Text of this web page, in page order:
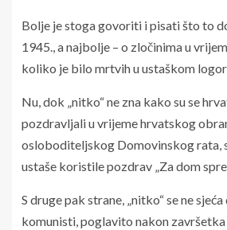
Bolje je stoga govoriti i pisati što to
1945., a najbolje – o zločinima u
koliko je bilo mrtvih u ustaškom
Nu, dok „nitko“ ne zna kako su se
pozdravljali u vrijeme hrvatskog
osloboditeljskog Domovinskog rata,
ustaše koristile pozdrav „Za dom
S druge pak strane, „nitko“ se ne
komunisti, poglavito nakon